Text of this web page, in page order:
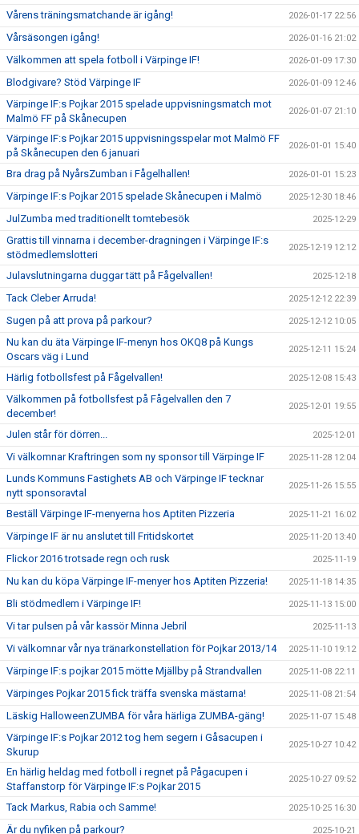
Vårens träningsmatchande är igång! 2026-01-17 22:56
Vårsäsongen igång! 2026-01-16 21:02
Välkommen att spela fotboll i Värpinge IF! 2026-01-09 17:30
Blodgivare? Stöd Värpinge IF 2026-01-09 12:46
Värpinge IF:s Pojkar 2015 spelade uppvisningsmatch mot
Malmö FF på Skånecupen
2026-01-07 21:10
Värpinge IF:s Pojkar 2015 uppvisningsspelar mot Malmö FF
på Skånecupen den 6 januari
2026-01-01 15:40
Bra drag på NyårsZumban i Fågelhallen! 2026-01-01 15:23
Värpinge IF:s Pojkar 2015 spelade Skånecupen i Malmö 2025-12-30 18:46
JulZumba med traditionellt tomtebesök 2025-12-29
Grattis till vinnarna i december-dragningen i Värpinge IF:s
stödmedlemslotteri
2025-12-19 12:12
Julavslutningarna duggar tätt på Fågelvallen! 2025-12-18
Tack Cleber Arruda! 2025-12-12 22:39
Sugen på att prova på parkour? 2025-12-12 10:05
Nu kan du äta Värpinge IF-menyn hos OKQ8 på Kungs
Oscars väg i Lund
2025-12-11 15:24
Härlig fotbollsfest på Fågelvallen! 2025-12-08 15:43
Välkommen på fotbollsfest på Fågelvallen den 7
december!
2025-12-01 19:55
Julen står för dörren... 2025-12-01
Vi välkomnar Kraftringen som ny sponsor till Värpinge IF 2025-11-28 12:04
Lunds Kommuns Fastighets AB och Värpinge IF tecknar
nytt sponsoravtal
2025-11-26 15:55
Beställ Värpinge IF-menyerna hos Aptiten Pizzeria 2025-11-21 16:02
Värpinge IF är nu anslutet till Fritidskortet 2025-11-20 13:40
Flickor 2016 trotsade regn och rusk 2025-11-19
Nu kan du köpa Värpinge IF-menyer hos Aptiten Pizzeria! 2025-11-18 14:35
Bli stödmedlem i Värpinge IF! 2025-11-13 15:00
Vi tar pulsen på vår kassör Minna Jebril 2025-11-13
Vi välkomnar vår nya tränarkonstellation för Pojkar 2013/14 2025-11-10 19:12
Värpinge IF:s pojkar 2015 mötte Mjällby på Strandvallen 2025-11-08 22:11
Värpinges Pojkar 2015 fick träffa svenska mästarna! 2025-11-08 21:54
Läskig HalloweenZUMBA för våra härliga ZUMBA-gäng! 2025-11-07 15:48
Värpinge IF:s Pojkar 2012 tog hem segern i Gåsacupen i
Skurup
2025-10-27 10:42
En härlig heldag med fotboll i regnet på Pågacupen i
Staffanstorp för Värpinge IF:s Pojkar 2015
2025-10-27 09:52
Tack Markus, Rabia och Samme! 2025-10-25 16:30
Är du nyfiken på parkour? 2025-10-21